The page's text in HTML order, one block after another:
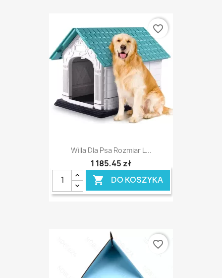
Willa Dla Psa Rozmiar L...
1 185,45 zł
 DO KOSZYKA
favorite_border
favorite_border